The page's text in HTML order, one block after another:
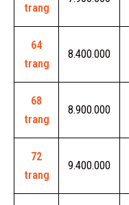
trang
64
trang
8.400.000
68
trang
8.900.000
72
trang
9.400.000